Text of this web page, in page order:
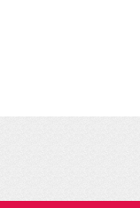
Gestion de vos